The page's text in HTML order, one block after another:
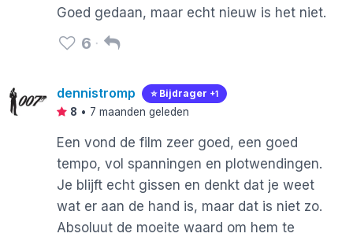
Goed gedaan, maar echt nieuw is het niet.
6
dennistromp ⭐️ Bijdrager +1
8 • 7 maanden geleden
Een vond de film zeer goed, een goed
tempo, vol spanningen en plotwendingen.
Je blijft echt gissen en denkt dat je weet
wat er aan de hand is, maar dat is niet zo.
Absoluut de moeite waard om hem te